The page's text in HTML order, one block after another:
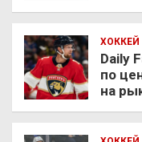
ХОККЕЙ
Daily
по
на